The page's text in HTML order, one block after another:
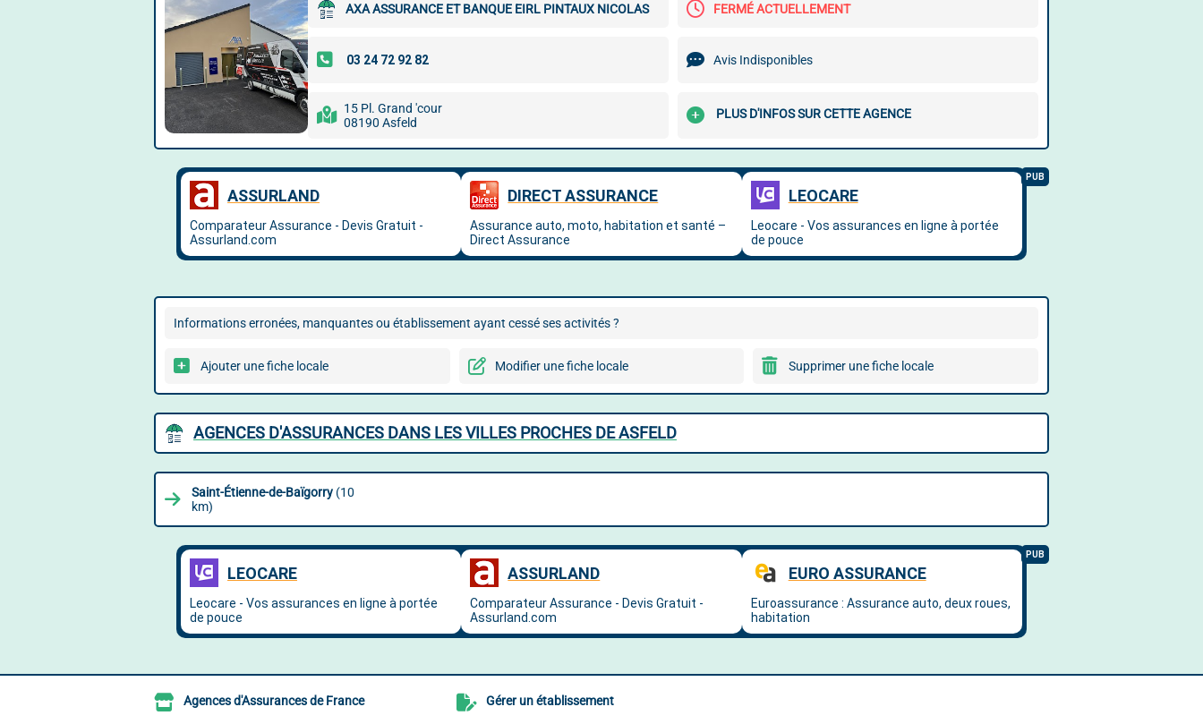
AXA ASSURANCE ET BANQUE EIRL PINTAUX NICOLAS FERMÉ ACTUELLEMENT
Avis Indisponibles
15 Pl. Grand 'cour
08190 Asfeld
PLUS D'INFOS SUR CETTE AGENCE
Informations erronées, manquantes ou établissement ayant cessé ses activités ?
Ajouter une fiche locale Modifier une fiche locale Supprimer une fiche locale
AGENCES D'ASSURANCES DANS LES VILLES PROCHES DE ASFELD
Saint-Étienne-de-Baïgorry (10
km)
Agences d'Assurances de France Gérer un établissement